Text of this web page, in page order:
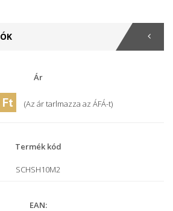
Ár
(Az ár tarlmazza az ÁFÁ-t)
Termék kód
SCHSH10M2
EAN: